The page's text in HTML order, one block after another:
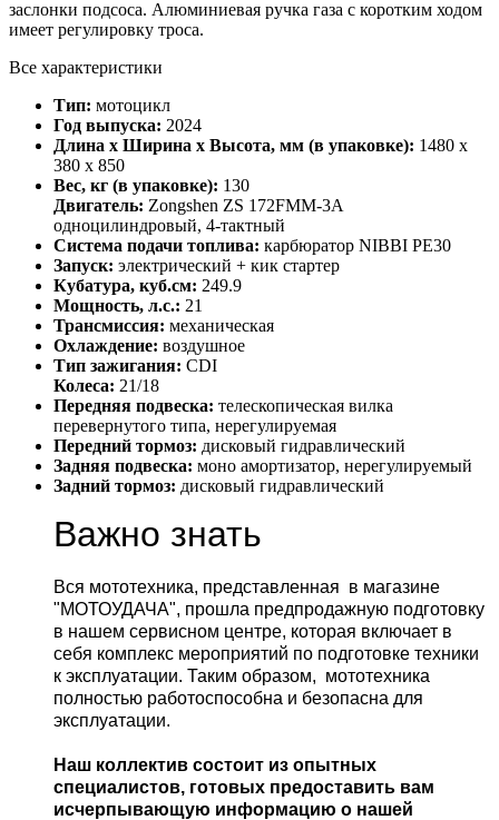
заслонки подсоса. Алюминиевая ручка газа с коротким ходом
имеет регулировку троса.
Все характеристики
Тип: мотоцикл
Год выпуска: 2024
Длина х Ширина х Высота, мм (в упаковке): 1480 х
380 х 850
Вес, кг (в упаковке): 130
Двигатель: Zongshen ZS 172FMM-3A
одноцилиндровый, 4-тактный
Система подачи топлива: карбюратор NIBBI PE30
Запуск: электрический + кик стартер
Кубатура, куб.см: 249.9
Мощность, л.с.: 21
Трансмиссия: механическая
Охлаждение: воздушное
Тип зажигания: CDI
Колеса: 21/18
Передняя подвеска: телескопическая вилка
перевернутого типа, нерегулируемая
Передний тормоз: дисковый гидравлический
Задняя подвеска: моно амортизатор, нерегулируемый
Задний тормоз: дисковый гидравлический
Важно знать
Вся мототехника, представленная в магазине
"МОТОУДАЧА", прошла предпродажную подготовку
в нашем сервисном центре, которая включает в
себя комплекс мероприятий по подготовке техники
к эксплуатации. Таким образом, мототехника
полностью работоспособна и безопасна для
эксплуатации.
Наш коллектив состоит из опытных
специалистов, готовых предоставить вам
исчерпывающую информацию о нашей